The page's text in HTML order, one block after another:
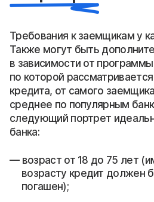
Требования к заемщикам у
Также могут быть
в зависимости от
по которой
кредита, от самого
среднее по популярным
следующий портрет
банка:
возраст от 18 до 75 лет
возрасту кредит должен
погашен);